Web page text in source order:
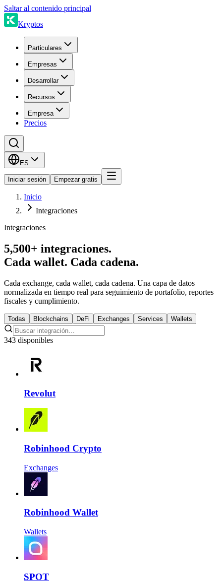
Saltar al contenido principal
Kryptos
Particulares
Empresas
Desarrollar
Recursos
Empresa
Precios
ES
Iniciar sesión Empezar gratis
Inicio
Integraciones
Integraciones
5,500+ integraciones.
Cada wallet. Cada cadena.
Cada exchange, cada wallet, cada cadena. Una capa de datos
normalizada en tiempo real para seguimiento de portafolio, reportes
fiscales y cumplimiento.
Todas Blockchains DeFi Exchanges Services Wallets
343 disponibles
Revolut
Robinhood Crypto
Exchanges
Robinhood Wallet
Wallets
SPOT